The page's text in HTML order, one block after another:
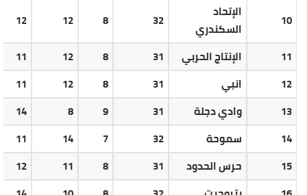
10
الإتحاد
السكندري
32
8
12
12
11
الإنتاج الحربي 31
8
12
11
12
انبي 31
8
12
11
13
وادي دجلة 31
9
8
14
14
سموحة 32
7
14
11
15
حرس الحدود 31
8
11
12